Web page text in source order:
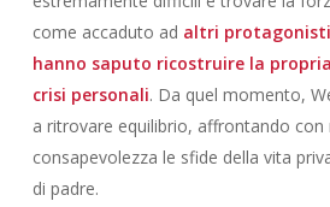
come accaduto ad altri
hanno saputo ricostruire la
crisi personali. Da quel momento,
a ritrovare equilibrio, affrontando con
consapevolezza le sfide della vita
di padre.